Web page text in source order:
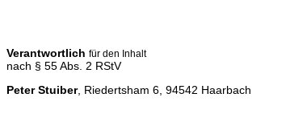
Verantwortlich für den Inhalt
nach § 55 Abs. 2 RStV
Peter Stuiber, Riedertsham 6, 94542 Haarbach